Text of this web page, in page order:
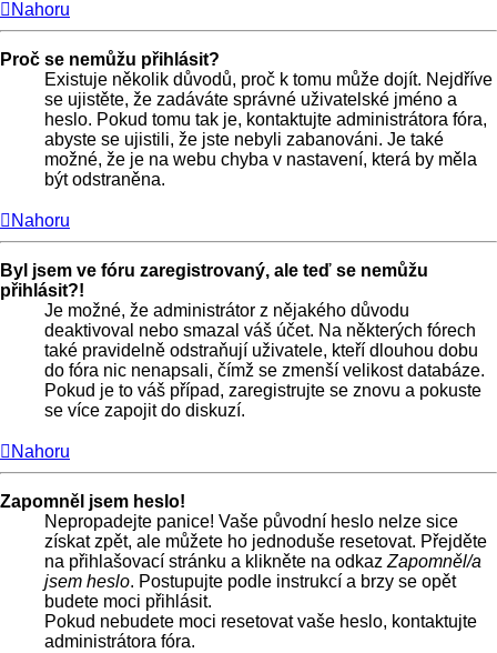
Nahoru
Proč se nemůžu přihlásit?
Existuje několik důvodů, proč k tomu může dojít. Nejdříve
se ujistěte, že zadáváte správné uživatelské jméno a
heslo. Pokud tomu tak je, kontaktujte administrátora fóra,
abyste se ujistili, že jste nebyli zabanováni. Je také
možné, že je na webu chyba v nastavení, která by měla
být odstraněna.
Nahoru
Byl jsem ve fóru zaregistrovaný, ale teď se nemůžu
přihlásit?!
Je možné, že administrátor z nějakého důvodu
deaktivoval nebo smazal váš účet. Na některých fórech
také pravidelně odstraňují uživatele, kteří dlouhou dobu
do fóra nic nenapsali, čímž se zmenší velikost databáze.
Pokud je to váš případ, zaregistrujte se znovu a pokuste
se více zapojit do diskuzí.
Nahoru
Zapomněl jsem heslo!
Nepropadejte panice! Vaše původní heslo nelze sice
získat zpět, ale můžete ho jednoduše resetovat. Přejděte
na přihlašovací stránku a klikněte na odkaz Zapomněl/a
jsem heslo. Postupujte podle instrukcí a brzy se opět
budete moci přihlásit.
Pokud nebudete moci resetovat vaše heslo, kontaktujte
administrátora fóra.